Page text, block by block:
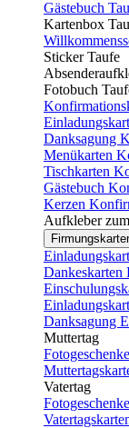
Gästebuch
Kartenbox
Sticker Taufe
Fotobuch
Danksagung
Menükarten
Tischkarten
Gästebuch
Kerzen
Aufkleber
Dankeskarten
Danksagung
Muttertag
Vatertag